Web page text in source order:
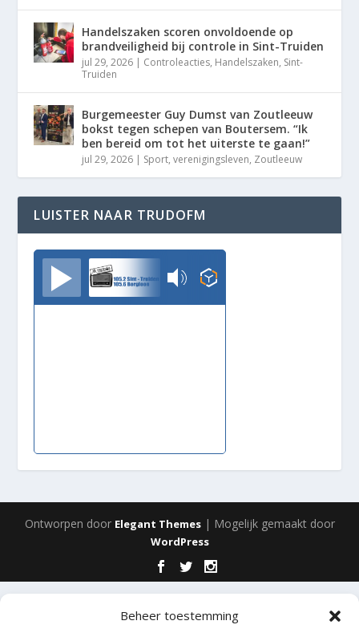
Beheer toestemming
Handelszaken scoren onvoldoende op
brandveiligheid bij controle in Sint-Truiden
jul 29, 2026 | Controleacties, Handelszaken, Sint-
Truiden
Burgemeester Guy Dumst van Zoutleeuw
bokst tegen schepen van Boutersem. “Ik
ben bereid om tot het uiterste te gaan!”
jul 29, 2026 | Sport,verenigingsleven, Zoutleeuw
LUISTER NAAR TRUDOFM
TrudoFM
Ontworpen door Elegant Themes| Mogelijk gemaakt door
WordPress